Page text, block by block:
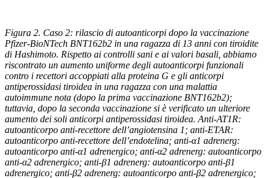
Figura 2. Caso 2: rilascio di autoanticorpi dopo la vaccinazione
Pfizer-BioNTech BNT162b2 in una ragazza di 13 anni con tiroidite
di Hashimoto. Rispetto ai controlli sani e ai valori basali, abbiamo
riscontrato un aumento uniforme degli autoanticorpi funzionali
contro i recettori accoppiati alla proteina G e gli anticorpi
antiperossidasi tiroidea in una ragazza con una malattia
autoimmune nota (dopo la prima vaccinazione BNT162b2);
tuttavia, dopo la seconda vaccinazione si è verificato un ulteriore
aumento dei soli anticorpi antiperossidasi tiroidea. Anti-AT1R:
autoanticorpo anti-recettore dell’angiotensina 1; anti-ETAR:
autoanticorpo anti-recettore dell’endotelina; anti-α1 adrenerg:
autoanticorpo anti-α1 adrenergico; anti-α2 adrenerg: autoanticorpo
anti-α2 adrenergico; anti-β1 adrenerg: autoanticorpo anti-β1
adrenergico; anti-β2 adrenerg: autoanticorpo anti-β2 adrenergico;